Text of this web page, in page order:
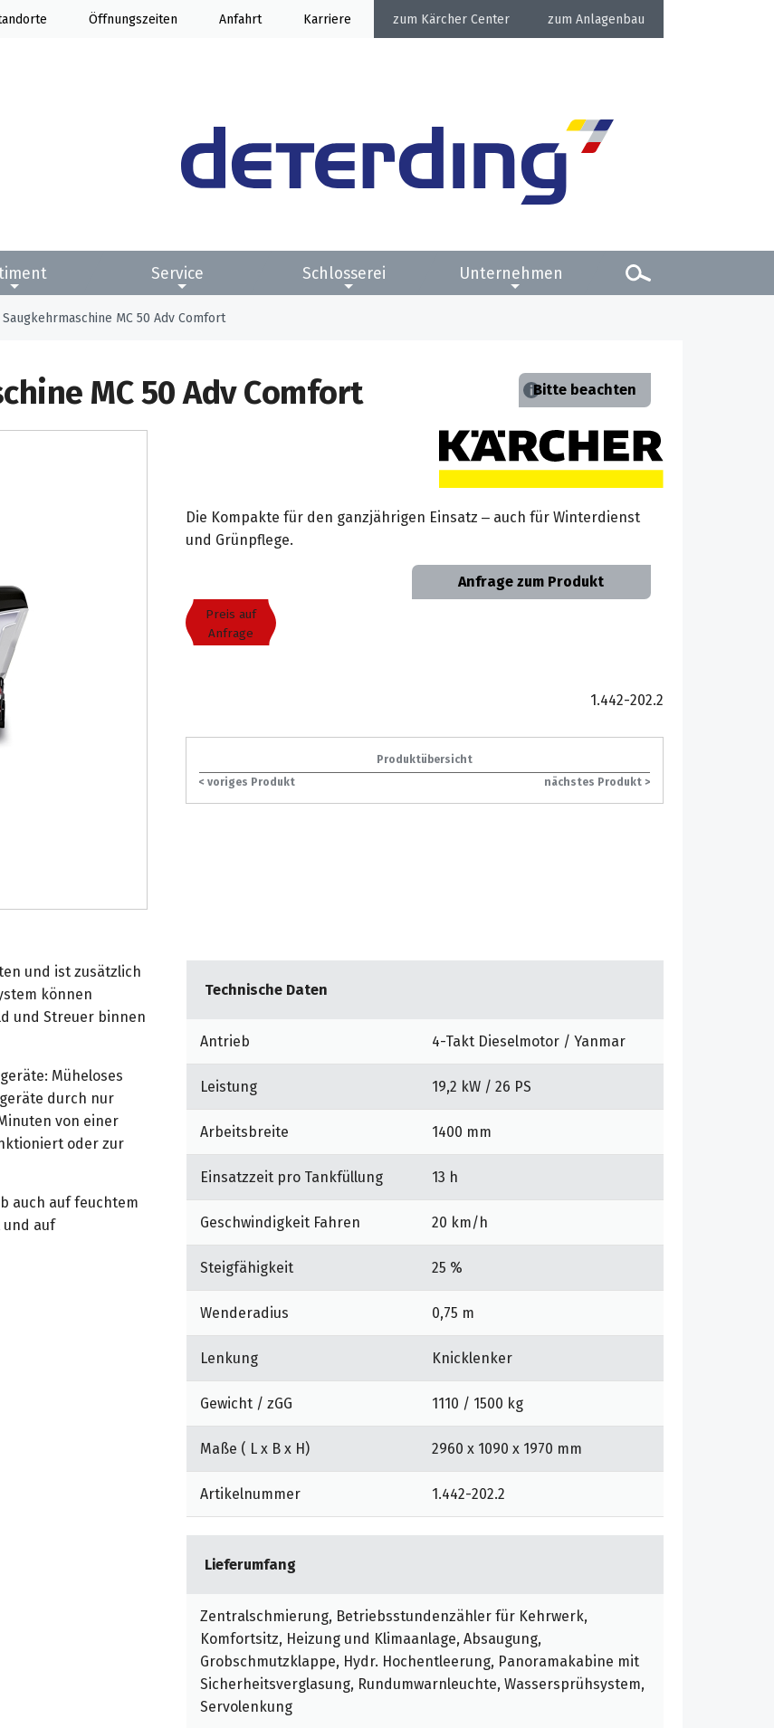
Öffnung Anfahrt Karriere Kärcher Center Anlagenbau
Service Schlosserei Unternehmen
Saugkehrmaschine MC 50 Adv Comfort
Bitte beachten
MC 50 Adv Comfort
Die Kompakte für den ganzjährigen Einsatz – auch für Winterdienst
und Grünpflege.
Preis auf
Anfrage
Anfrage zum Produkt
1.442-202.2
Produktübersicht
< voriges Produkt
nächstes Produkt >
und ist zusätzlich
können
und Streuer binnen
Müheloses
durch nur
von einer
oder zur
auch auf feuchtem
auf
Kraftstoff- und
und
Technische Daten
Antrieb 4-Takt Dieselmotor / Yanmar
Leistung 19,2 kW / 26 PS
Arbeitsbreite 1400 mm
Einsatzzeit pro Tankfüllung 13 h
Geschwindigkeit Fahren 20 km/h
Steigfähigkeit 25 %
Wenderadius 0,75 m
Lenkung Knicklenker
Gewicht / zGG 1110 / 1500 kg
Maße ( L x B x H) 2960 x 1090 x 1970 mm
Artikelnummer 1.442-202.2
Lieferumfang
Zentralschmierung, Betriebsstundenzähler für Kehrwerk,
Komfortsitz, Heizung und Klimaanlage, Absaugung,
Grobschmutzklappe, Hydr. Hochentleerung, Panoramakabine mit
Sicherheitsverglasung, Rundumwarnleuchte, Wassersprühsystem,
Servolenkung